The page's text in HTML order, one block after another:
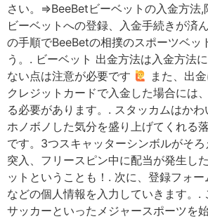
さい。⇒BeeBetビーベットの入金方法,
ビーベットへの登録、入金手続きが済
の手順でBeeBetの相撲のスポーツベッ
う。. ビーベット 出金方法は入金方法
ない点は注意が必要です
また、出
クレジットカードで入金した場合には
る必要があります。. スタッカムはか
ホノボノした気分を盛り上げてくれる
です。3つスキャッターシンボルがそ
突入、フリースピン中に配当が発生し
ットということも！. 次に、登録フォ
などの個人情報を入力していきます。.
サッカーといったメジャースポーツを